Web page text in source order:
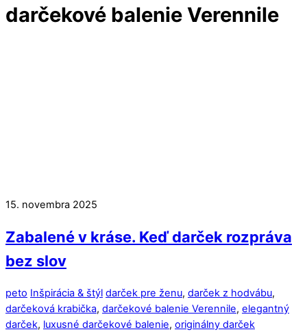
Menu
Cart
darčekové balenie Verennile
15. novembra 2025
Zabalené v kráse. Keď darček rozpráva
bez slov
peto Inšpirácia & štýl darček pre ženu, darček z hodvábu,
darčeková krabička, darčekové balenie Verennile, elegantný
darček, luxusné darčekové balenie, originálny darček